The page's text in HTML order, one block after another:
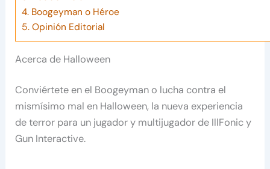
4. Boogeyman o Héroe
5. Opinión Editorial
Acerca de Halloween
Conviértete en el Boogeyman o lucha contra el
mismísimo mal en Halloween, la nueva experiencia
de terror para un jugador y multijugador de IllFonic y
Gun Interactive.